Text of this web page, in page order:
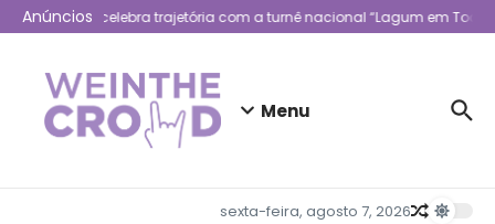
Ir para o conteúdo
Anúncios
Lagum celebra trajetória com a turnê nacional “Lagum em Todo
Menu
sexta-feira, agosto 7, 2026